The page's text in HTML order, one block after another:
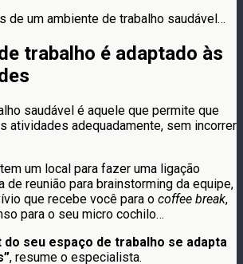
de um ambiente de trabalho saudável…
trabalho é adaptado às
saudável é aquele que permite que
atividades adequadamente, sem incorrer
um local para fazer uma ligação
de reunião para brainstorming da equipe,
que recebe você para o coffee break,
para o seu micro cochilo…
do seu espaço de trabalho se adapta
, resume o especialista.